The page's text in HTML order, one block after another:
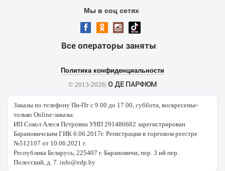
Мы в соц сетях
Все операторы заняты
Политика конфиденциальности
© 2013-2026| О ДЕ ПАРФЮМ
Заказы по телефону Пн-Пт с 9.00 до 17.00, суббота, воскресенье-
только Online-заказы.
ИП Сокол Алеся Петровна УНП 291486682 зарегистрирован
Барановичским ГИК 6.06.2017г. Регистрация в торговом реестре
№512107 от 10.06.2021 г.
Республика Беларусь, 225407 г. Барановичи, пер. 3 ий пер.
Полесский, д. 7. info@edp.by